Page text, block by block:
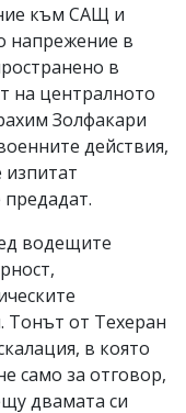
към САЩ и
напрежение в
в
на централното
Золфакари
действия,
предадат.
водещите
Тонът от Техеран
в която
само за отговор,
двамата си